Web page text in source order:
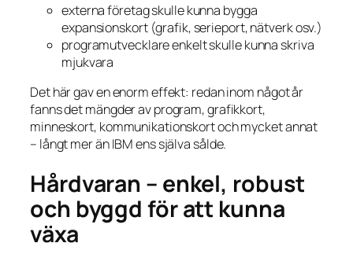
externa företag skulle kunna bygga
expansionskort (grafik, serieport, nätverk osv.)
programutvecklare enkelt skulle kunna skriva
mjukvara
Det här gav en enorm effekt: redan inom något år
fanns det mängder av program, grafikkort,
minneskort, kommunikationskort och mycket annat
– långt mer än IBM ens själva sålde.
Hårdvaran – enkel, robust
och byggd för att kunna
växa